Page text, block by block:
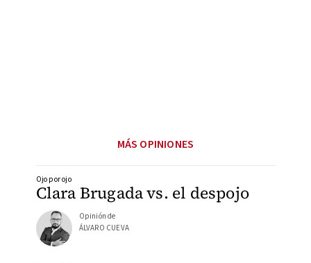
MÁS OPINIONES
Clara Brugada vs. el despojo
Ojo por ojo
Opinión de
ÁLVARO CUEVA